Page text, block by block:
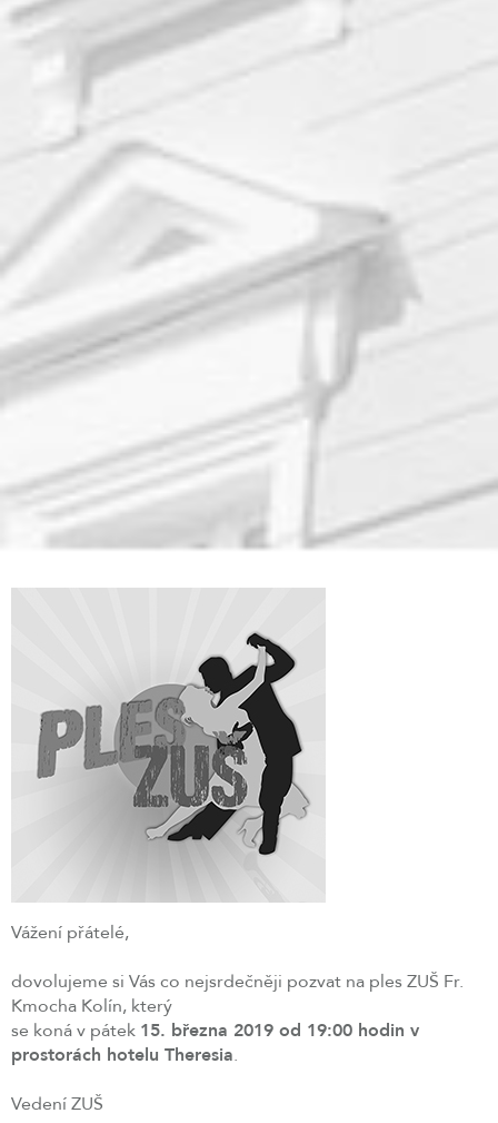
Vážení přátelé,
dovolujeme si Vás co nejsrdečněji pozvat na ples ZUŠ Fr.
Kmocha Kolín, který
se koná v pátek 15. března 2019 od 19:00 hodin v
prostorách hotelu Theresia.
Vedení ZUŠ